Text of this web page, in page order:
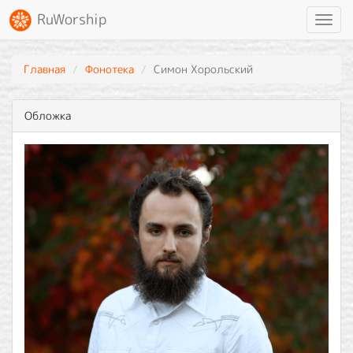
RuWorship
Главная Фонотека Симон Хорольский
Обложка